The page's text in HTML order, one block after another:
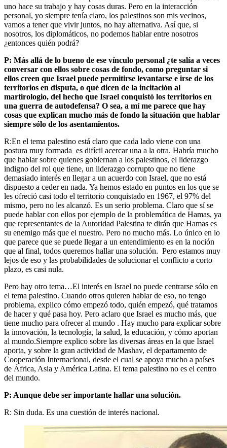
uno hace su trabajo y hay cosas duras. Pero en la interacción
personal, yo siempre tenía claro, los palestinos son mis vecinos,
vamos a tener que vivir juntos, no hay alternativa. Así que, si
nosotros, los diplomáticos, no podemos hablar entre nosotros
¿entonces quién podrá?
P: Más allá de lo bueno de ese vínculo personal ¿te salía a veces
conversar con ellos sobre cosas de fondo, como preguntar si
ellos creen que Israel puede permitirse levantarse e irse de los
territorios en disputa, o qué dicen de la incitación al
martirologio, del hecho que Israel conquistó los territorios en
una guerra de autodefensa? O sea, a mí me parece que hay
cosas que explican mucho más de fondo la situación que hablar
siempre sólo de los asentamientos.
R:En el tema palestino está claro que cada lado viene con una
postura muy formada es difícil acercar una a la otra. Habría mucho
que hablar sobre quienes gobiernan a los palestinos, el liderazgo
indigno del rol que tiene, un liderazgo corrupto que no tiene
demasiado interés en llegar a un acuerdo con Israel, que no está
dispuesto a ceder en nada. Ya hemos estado en puntos en los que se
les ofreció casi todo el territorio conquistado en 1967, el 97% del
mismo, pero no les alcanzó. Es un serio problema. Claro que sí se
puede hablar con ellos por ejemplo de la problemática de Hamas, ya
que representantes de la Autoridad Palestina te dirán que Hamas es
su enemigo más que el nuestro. Pero no mucho más. Lo único en lo
que parece que se puede llegar a un entendimiento es en la noción
que al final, todos queremos hallar una solución. Pero estamos muy
lejos de eso y las probabilidades de solucionar el conflicto a corto
plazo, es casi nula.
Pero hay otro tema…El interés en Israel no puede centrarse sólo en
el tema palestino. Cuando otros quieren hablar de eso, no tengo
problema, explico cómo empezó todo, quién empezó, qué tratamos
de hacer y qué pasa hoy. Pero aclaro que Israel es mucho más, que
tiene mucho para ofrecer al mundo . Hay mucho para explicar sobre
la innovación, la tecnología, la salud, la educación, y cómo aportan
al mundo.Siempre explico sobre las diversas áreas en la que Israel
aporta, y sobre la gran actividad de Mashav, el departamento de
Cooperación Internacional, desde el cual se apoya mucho a países
de África, Asia y América Latina. El tema palestino no es el centro
del mundo.
P: Aunque debe ser importante hallar una solución.
R: Sin duda. Es una cuestión de interés nacional.